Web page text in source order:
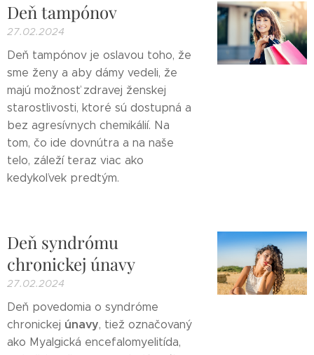
Deň tampónov
27.02.2024
Deň tampónov je oslavou toho, že
sme ženy a aby dámy vedeli, že
majú možnosť zdravej ženskej
starostlivosti, ktoré sú dostupná a
bez agresívnych chemikálií. Na
tom, čo ide dovnútra a na naše
telo, záleží teraz viac ako
kedykoľvek predtým.
Deň syndrómu
chronickej únavy
27.02.2024
Deň povedomia o syndróme
chronickej únavy, tiež označovaný
ako Myalgická encefalomyelitída,